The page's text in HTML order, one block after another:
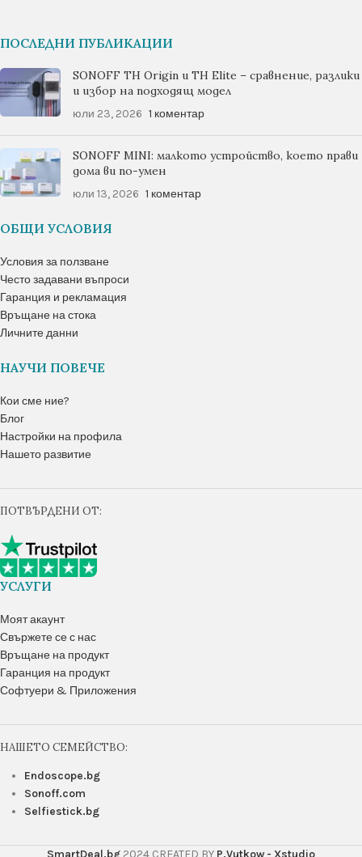
ПОСЛЕДНИ ПУБЛИКАЦИИ
SONOFF TH Origin и TH Elite – сравнение, разлики
и избор на подходящ модел
юли 23, 2026 1 коментар
SONOFF MINI: малкото устройство, което прави
дома ви по-умен
юли 13, 2026 1 коментар
ОБЩИ УСЛОВИЯ
Условия за ползване
Често задавани въпроси
Гаранция и рекламация
Връщане на стока
Личните данни
НАУЧИ ПОВЕЧЕ
Кои сме ние?
Блог
Настройки на профила
Нашето развитие
ПОТВЪРДЕНИ ОТ:
УСЛУГИ
Моят акаунт
Свържете се с нас
Връщане на продукт
Гаранция на продукт
Софтуери & Приложения
НАШЕТО СЕМЕЙСТВО:
Endoscope.bg
Sonoff.com
Selfiestick.bg
SmartDeal.bg 2024 CREATED BY P.Vutkow - Xstudio